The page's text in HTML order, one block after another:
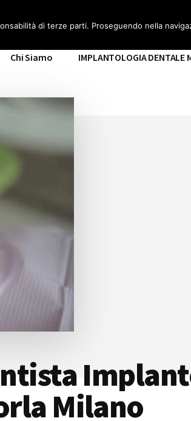
Chi Siamo IMPLANTOLOGIA DENTALE
Milano
di terze parti. Proseguendo nella